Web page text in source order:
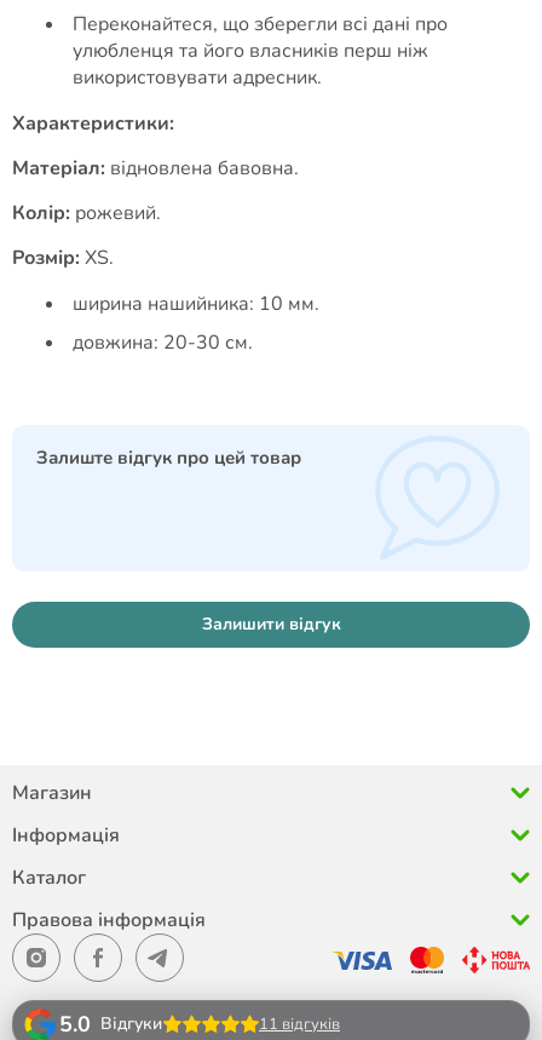
Переконайтеся, що зберегли всі дані про
улюбленця та його власників перш ніж
використовувати адресник.
Характеристики:
Матеріал: відновлена бавовна.
Колір: рожевий.
Розмір: XS.
ширина нашийника: 10 мм.
довжина: 20-30 см.
Залиште відгук про цей товар
Залишити відгук
Магазин
Інформація
Каталог
Правова інформація
5.0 Відгуки 11 відгуків